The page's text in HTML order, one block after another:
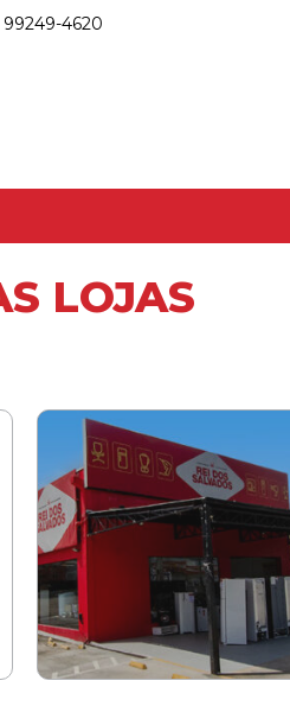
99249-4620
LOJAS